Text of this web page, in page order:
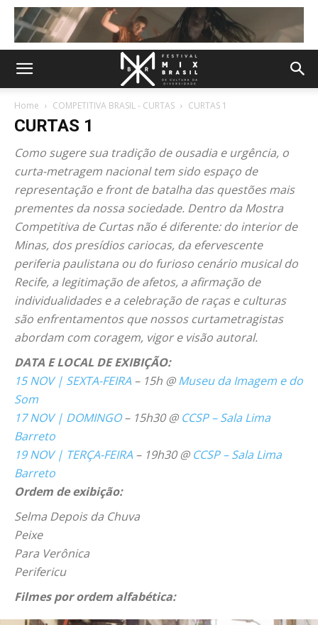
Home COMPETITIVA BRASIL - CURTAS CURTAS 1
CURTAS 1
Como sugere sua tradição de ousadia e urgência, o
curta-metragem nacional tem sido espaço de
representação e front de batalha das questões mais
prementes da nossa sociedade. Dentro da Mostra
Competitiva de Curtas não é diferente: do interior de
Minas, dos presídios cariocas, da efervescente
periferia paulistana ou do furioso cenário musical do
Recife, a legitimação de afetos, a afirmação de
individualidades e a celebração de raças e culturas
são enfrentamentos que nossos curtametragistas
abordam com coragem, vigor e visão autoral.
DATA E LOCAL DE EXIBIÇÃO:
15 NOV | SEXTA-FEIRA – 15h @Museu da Imagem e do
Som
17 NOV | DOMINGO– 15h30 @ CCSP – Sala Lima
Barreto
19 NOV | TERÇA-FEIRA – 19h30 @ CCSP – Sala Lima
Barreto
Ordem de exibição:
Selma Depois da Chuva
Peixe
Para Verônica
Perifericu
Filmes por ordem alfabética: